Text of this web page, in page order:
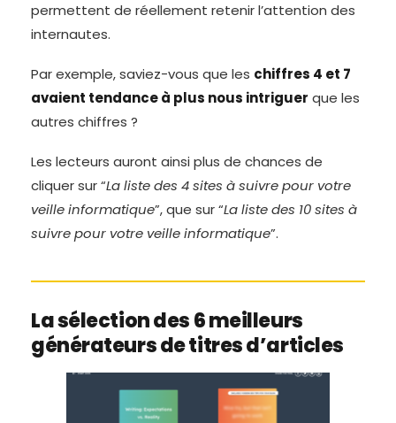
permettent de réellement retenir l’attention des
internautes.
Par exemple, saviez-vous que les chiffres 4 et 7
avaient tendance à plus nous intriguer que les
autres chiffres ?
Les lecteurs auront ainsi plus de chances de
cliquer sur “La liste des 4 sites à suivre pour votre
veille informatique”, que sur “La liste des 10 sites à
suivre pour votre veille informatique”.
La sélection des 6 meilleurs
générateurs de titres d’articles